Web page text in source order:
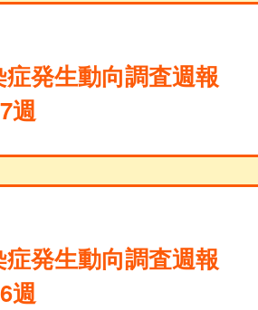
発生動向調査週報
週
発生動向調査週報
週